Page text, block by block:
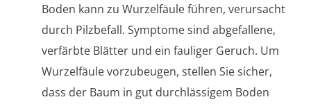
Boden kann zu Wurzelfäule führen, verursacht
durch Pilzbefall. Symptome sind abgefallene,
verfärbte Blätter und ein fauliger Geruch. Um
Wurzelfäule vorzubeugen, stellen Sie sicher,
dass der Baum in gut durchlässigem Boden